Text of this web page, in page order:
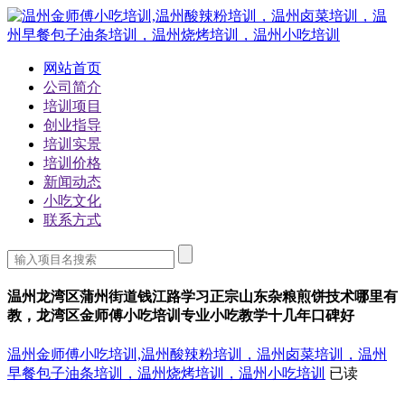
网站首页
公司简介
培训项目
创业指导
培训实景
培训价格
新闻动态
小吃文化
联系方式
温州龙湾区蒲州街道钱江路学习正宗山东杂粮煎饼技术哪里有
教，龙湾区金师傅小吃培训专业小吃教学十几年口碑好
温州金师傅小吃培训,温州酸辣粉培训，温州卤菜培训，温州
早餐包子油条培训，温州烧烤培训，温州小吃培训 已读